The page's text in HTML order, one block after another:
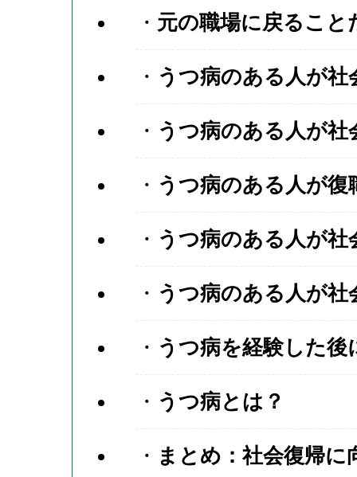
元の職場に戻ること
うつ病のある人が
うつ病のある人が
うつ病のある人が
うつ病のある人が
うつ病のある人が社
うつ病を経験した後
うつ病とは？
まとめ：社会復帰